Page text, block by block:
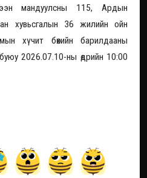
мандуулсны 115, Ардын
хувьсгалын 36 жилийн ойн
хүчит бөхийн барилдааны
2026.07.10-ны өдрийн 10:00